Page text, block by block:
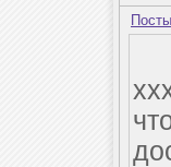
Посты